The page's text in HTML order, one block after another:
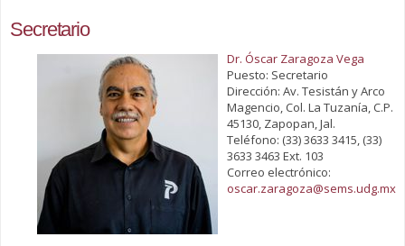
Secretario
Dr. Óscar Zaragoza Vega
Puesto: Secretario
Dirección: Av. Tesistán y Arco
Magencio, Col. La Tuzanía, C.P.
45130, Zapopan, Jal.
Teléfono: (33) 3633 3415, (33)
3633 3463 Ext. 103
Correo electrónico:
oscar.zaragoza@sems.udg.mx